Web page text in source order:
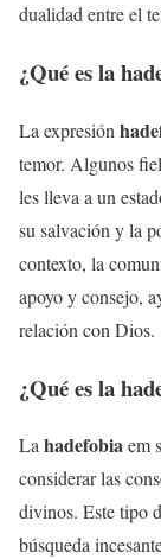
dualidad entre el
¿Qué es la
La expresión
temor. Algunos
les lleva a un
su salvación y la
contexto, la
apoyo y consejo,
relación con Dios.
¿Qué es la
Lahadefobiaem
considerar las
divinos. Este tipo
búsqueda